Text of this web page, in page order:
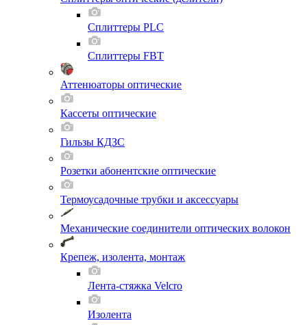
Сплиттеры PLC
Сплиттеры FBT
Аттенюаторы оптические
Кассеты оптические
Гильзы КДЗС
Розетки абонентские оптические
Термоусадочные трубки и аксессуары
Механические соединители оптических волокон
Крепеж, изолента, монтаж
Лента-стяжка Velcro
Изолента